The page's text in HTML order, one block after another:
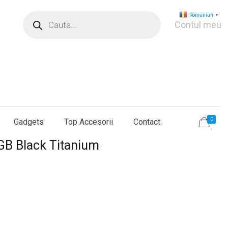
search
Contul meu
Gadgets Top Accesorii Contact 0
Black Titanium
Romanian ▼